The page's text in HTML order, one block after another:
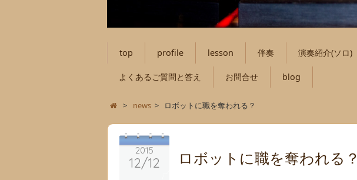
top profile lesson 伴奏 演奏紹介(ソロ)
よくあるご質問と答え お問合せ blog
> news > ロボットに職を奪われる？
2015
12/12 ロボットに職を奪われる？